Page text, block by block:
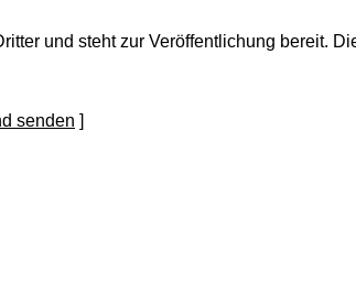
und steht zur Veröffentlichung bereit.
]